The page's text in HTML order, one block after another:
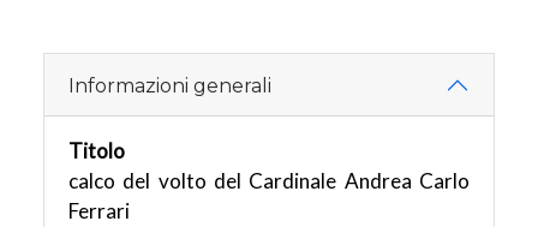
Informazioni generali
Titolo
calco del volto del Cardinale Andrea Carlo
Ferrari